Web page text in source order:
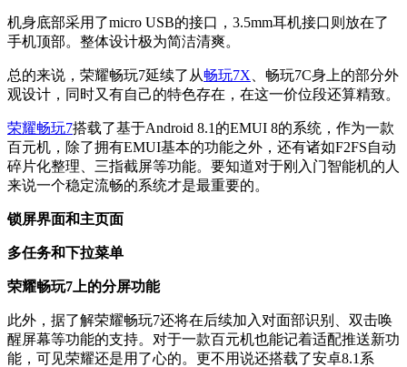
机身底部采用了micro USB的接口，3.5mm耳机接口则放在了
手机顶部。整体设计极为简洁清爽。
总的来说，荣耀畅玩7延续了从畅玩7X 、畅玩7C身上的部分外
观设计，同时又有自己的特色存在，在这一价位段还算精致。
荣耀畅玩7搭载了基于Android 8.1的EMUI 8的系统，作为一款
百元机，除了拥有EMUI基本的功能之外，还有诸如F2FS自动
碎片化整理、三指截屏等功能。要知道对于刚入门智能机的人
来说一个稳定流畅的系统才是最重要的。
锁屏界面和主页面
多任务和下拉菜单
荣耀畅玩7上的分屏功能
此外，据了解荣耀畅玩7还将在后续加入对面部识别、双击唤
醒屏幕等功能的支持。对于一款百元机也能记着适配推送新功
能，可见荣耀还是用了心的。更不用说还搭载了安卓8.1系